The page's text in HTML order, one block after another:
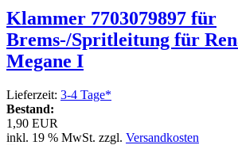
Klammer 7703079897 für
Brems-/Spritleitung für
Megane I
Lieferzeit: 3-4 Tage*
Bestand:
1,90 EUR
inkl. 19 % MwSt. zzgl. Versandkosten